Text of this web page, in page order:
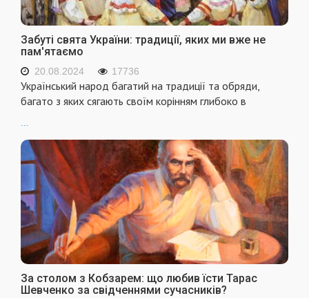
Забуті свята України: традиції, яких ми вже не
пам'ятаємо
20.08.2024 17736
Український народ багатий на традиції та обряди,
багато з яких сягають своїм корінням глибоко в
За столом з Кобзарем: що любив їсти Тарас
Шевченко за свідченнями сучасників?